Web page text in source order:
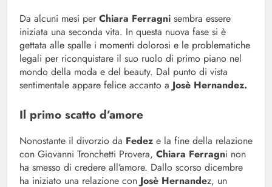
Da alcuni mesi per Chiara Ferragni sembra essere
iniziata una seconda vita. In questa nuova fase si è
gettata alle spalle i momenti dolorosi e le problematiche
legali per riconquistare il suo ruolo di primo piano nel
mondo della moda e del beauty. Dal punto di vista
sentimentale appare felice accanto a Josè Hernandez.
Il primo scatto d’amore
Nonostante il divorzio da Fedez e la fine della relazione
con Giovanni Tronchetti Provera, Chiara Ferragni non
ha smesso di credere all’amore. Dallo scorso dicembre
ha iniziato una relazione con Josè Hernandez, un